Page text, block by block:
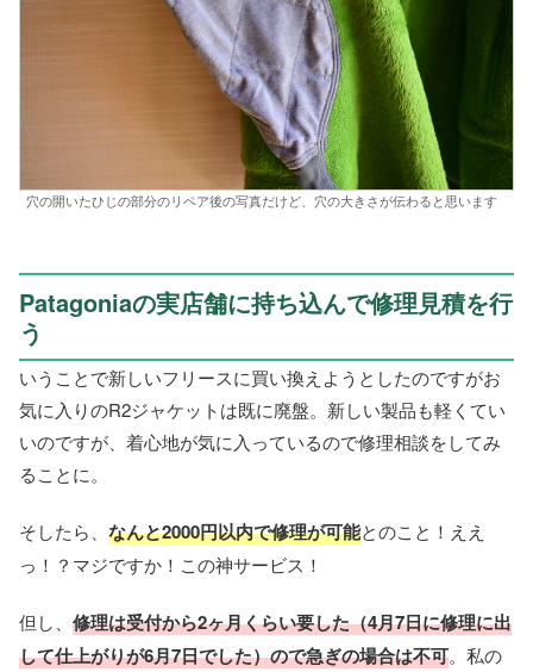
穴の開いたひじの部分のリペア後の写真だけど、穴の大きさが伝わると思います
Patagoniaの実店舗に持ち込んで修理見積を行
う
いうことで新しいフリースに買い換えようとしたのですがお
気に入りのR2ジャケットは既に廃盤。新しい製品も軽くてい
いのですが、着心地が気に入っているので修理相談をしてみ
ることに。
そしたら、 なんと2000円以内で修理が可能とのこと！ええ
っ！？マジですか！この神サービス！
但し、 修理は受付から2ヶ月くらい要した（4月7日に修理に出
して仕上がりが6月7日でした）ので急ぎの場合は不可。私の